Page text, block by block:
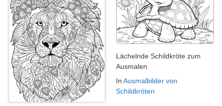
Lächelnde Schildkröte zum
Ausmalen
In Ausmalbilder von
Schildkröten